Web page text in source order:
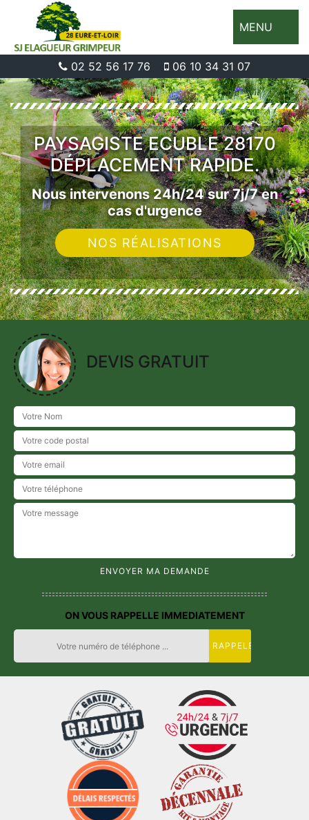
MENU
02 52 56 17 76 06 10 34 31 07
PAYSAGISTE ECUBLE 28170
DÉPLACEMENT RAPIDE.
Nous intervenons 24h/24 sur 7j/7 en
cas d'urgence
NOS RÉALISATIONS
DEVIS GRATUIT
ON VOUS RAPPELLE IMMEDIATEMENT